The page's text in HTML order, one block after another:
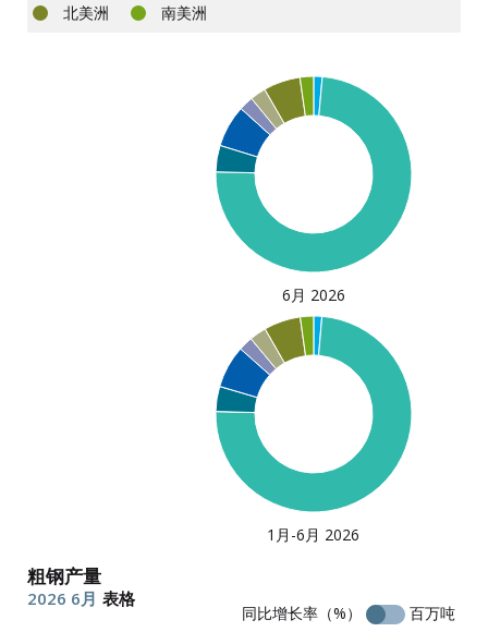
北美洲 南美洲
2026 6月 表格
粗钢产量
同比增长率（%） 百万吨